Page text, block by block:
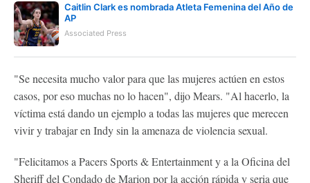
Caitlin Clark es nombrada Atleta Femenina del Año de
AP
Associated Press
"Se necesita mucho valor para que las mujeres actúen en estos
casos, por eso muchas no lo hacen", dijo Mears. "Al hacerlo, la
víctima está dando un ejemplo a todas las mujeres que merecen
vivir y trabajar en Indy sin la amenaza de violencia sexual.
"Felicitamos a Pacers Sports & Entertainment y a la Oficina del
Sheriff del Condado de Marion por la acción rápida y seria que